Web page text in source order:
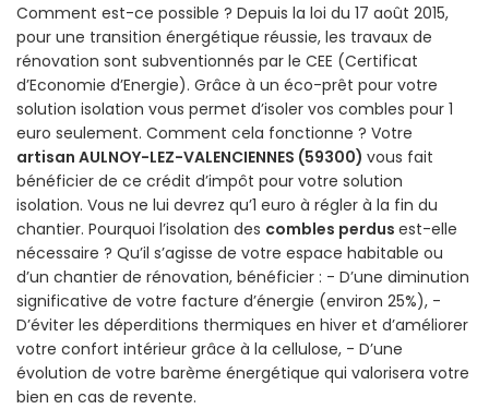
Comment est-ce possible ? Depuis la loi du 17 août 2015,
pour une transition énergétique réussie, les travaux de
rénovation sont subventionnés par le CEE (Certificat
d’Economie d’Energie). Grâce à un éco-prêt pour votre
solution isolation vous permet d’isoler vos combles pour 1
euro seulement. Comment cela fonctionne ? Votre
artisan AULNOY-LEZ-VALENCIENNES (59300) vous fait
bénéficier de ce crédit d’impôt pour votre solution
isolation. Vous ne lui devrez qu’1 euro à régler à la fin du
chantier. Pourquoi l’isolation des combles perdus est-elle
nécessaire ? Qu’il s’agisse de votre espace habitable ou
d’un chantier de rénovation, bénéficier : - D’une diminution
significative de votre facture d’énergie (environ 25%), -
D’éviter les déperditions thermiques en hiver et d’améliorer
votre confort intérieur grâce à la cellulose, - D’une
évolution de votre barème énergétique qui valorisera votre
bien en cas de revente.